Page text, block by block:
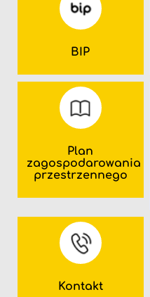
BIP
Plan
zagospodarowania
przestrzennego
Kontakt